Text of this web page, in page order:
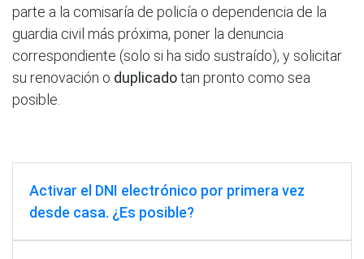
parte a la comisaría de policía o dependencia de la
guardia civil más próxima, poner la denuncia
correspondiente (solo si ha sido sustraído), y solicitar
su renovación o duplicadotan pronto como sea
posible.
Activar el DNI electrónico por primera vez
desde casa. ¿Es posible?